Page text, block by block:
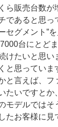
ら販売台数が
であると思っ
セグメント”
台にとど
けたいと思い
と思っていま
と言えば、フ
たいですとか
モデルではそ
たお客様に見